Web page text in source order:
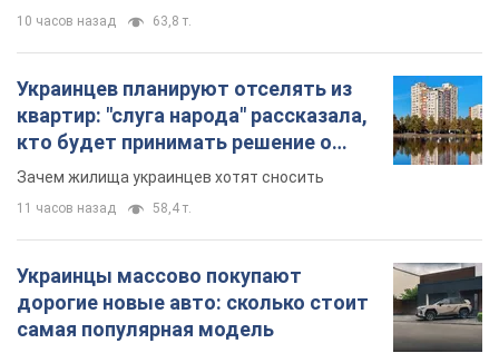
10 часов назад 63,8 т.
Украинцев планируют отселять из
квартир: "слуга народа" рассказала,
кто будет принимать решение о
сносе домов
Зачем жилища украинцев хотят сносить
11 часов назад 58,4 т.
Украинцы массово покупают
дорогие новые авто: сколько стоит
самая популярная модель